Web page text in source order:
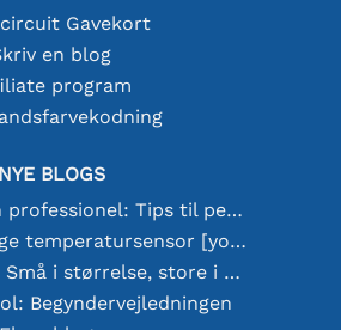
Gavekort
en blog
program
NYE BLOGS
Lodning som en professionel: Tips til perfekte elektroniske forbindelser
Valg af den rigtige temperatursensor [youtube]
18650 Batterier: Små i størrelse, store i ydeevne
Begyndervejledningen